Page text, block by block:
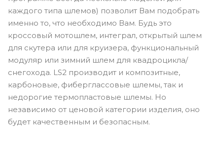
каждого типа шлемов) позволит Вам подобрать
именно то, что необходимо Вам. Будь это
кроссовый мотошлем, интеграл, открытый шлем
для скутера или для круизера, функциональный
модуляр или зимний шлем для квадроцикла/
снегохода. LS2 производит и композитные,
карбоновые, фиберглассовые шлемы, так и
недорогие термопластовые шлемы. Но
независимо от ценовой категории изделия, оно
будет качественным и безопасным.